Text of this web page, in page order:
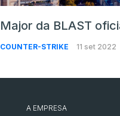
Major da BLAST
COUNTER-STRIKE 11 set 2022
A EMPRESA